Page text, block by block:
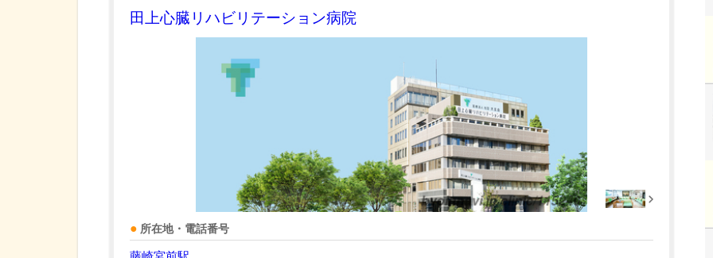
田上心臓リハビリテーション病院
所在地・電話番号